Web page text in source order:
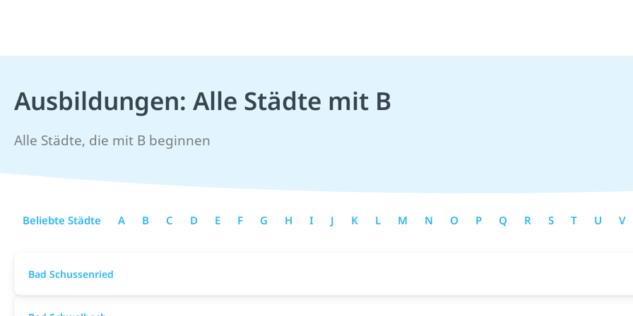
Ausbildungen: Alle Städte mit B
Alle Städte, die mit B beginnen
Beliebte Städte A B C D E F G H I J K L M N O P Q R S T U V
Bad Schussenried